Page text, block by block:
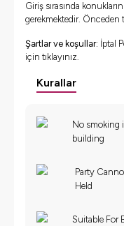
Giriş sırasında
gerekmektedir. Önceden
Şartlar ve koşullar: İptal
için tıklayınız.
Kurallar
No smoking
building
Party
Held
Suitable For